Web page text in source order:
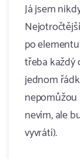
Já jsem
po
třeba každý
jednom
nepomůžou
nevím, ale
vyvrátí).